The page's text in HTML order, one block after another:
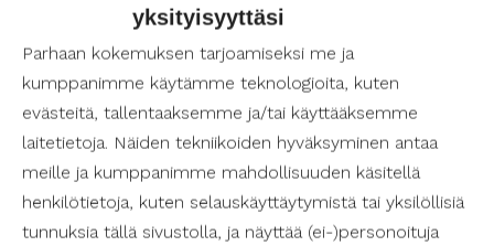
yksityisyyttäsi
Parhaan kokemuksen tarjoamiseksi me ja
kumppanimme käytämme teknologioita, kuten
evästeitä, tallentaaksemme ja/tai käyttääksemme
laitetietoja. Näiden tekniikoiden hyväksyminen antaa
meille ja kumppanimme mahdollisuuden käsitellä
henkilötietoja, kuten selauskäyttäytymistä tai yksilöllisiä
tunnuksia tällä sivustolla, ja näyttää (ei-)personoituja
Tämä palvelu on erityisen arvokas apu niille, jotka
arvostavat omassa kodissaan asumista ja
haluavat ylläpitää itsenäistä elämäntapaa.
Kenelle palveluseteli on tarkoitettu?
Palveluseteli on suunnattu erityisesti henkilöille,
jotka esimerkiksi vammaisuuden tai pitkäaikaisen
sairauden vuoksi tarvitsevat säännöllistä apua